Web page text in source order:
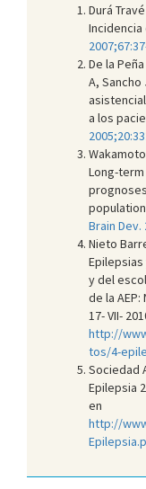
Durá
De la
A, Sancho
a los
Long-
Brain Dev.
Nieto
y del
de la
17- VII-
http://
tos/4-
Sociedad
Epilepsia
en
http://